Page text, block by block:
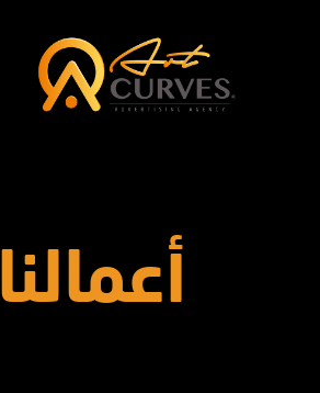
أعمالنا